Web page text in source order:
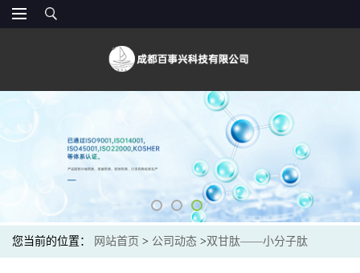
您当前的位置： 网站首页 > 公司动态 >双甘肽——小分子肽